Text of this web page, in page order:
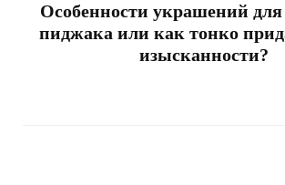
Особенности украшений
пиджака или как тонко
изысканности?